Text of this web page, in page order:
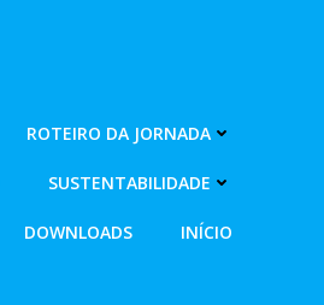
ROTEIRO DA JORNADA
SUSTENTABILIDADE
DOWNLOADS INÍCIO